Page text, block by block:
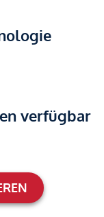
verfügbar